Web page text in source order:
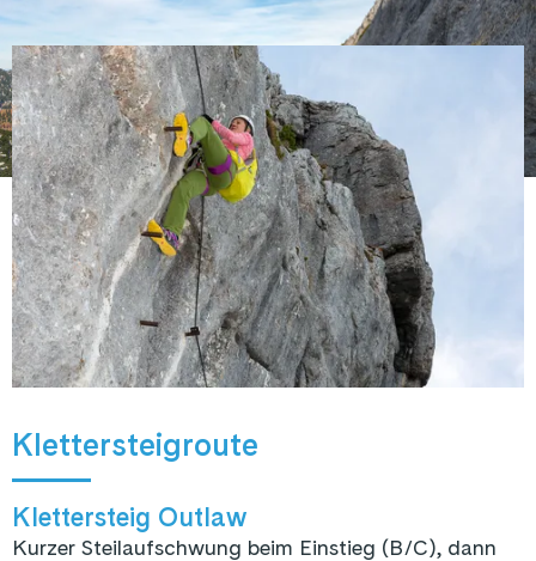
Klettersteigroute
Klettersteig Outlaw
Kurzer Steilaufschwung beim Einstieg (B/C), dann